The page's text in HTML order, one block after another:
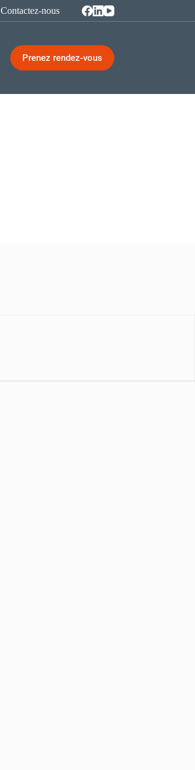
Contactez-nous
Prenez rendez-vous